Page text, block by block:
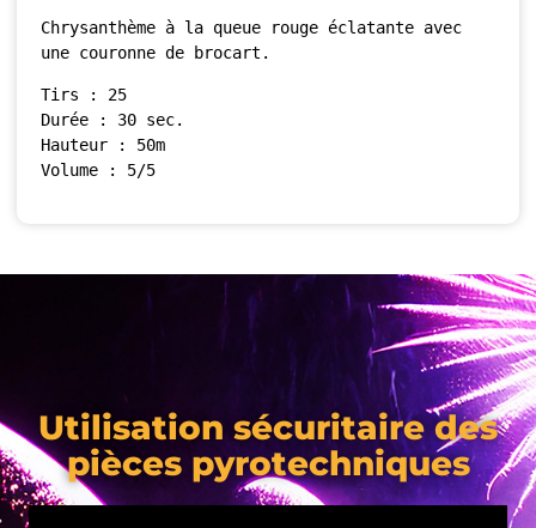
Chrysanthème à la queue rouge éclatante avec
une couronne de brocart.
Durée : 30 sec.
Hauteur : 50m
Volume : 5/5
Utilisation sécuritaire des
pièces pyrotechniques